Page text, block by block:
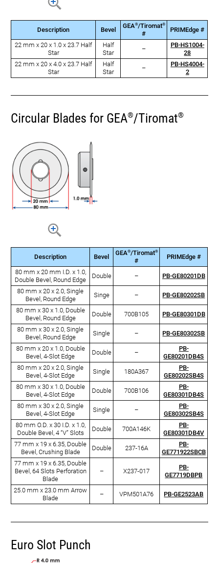
Description Bevel
GEA®/Tiromat®
#
PRIMEdge #
22 mm x 20 x 1.0 x 23.7 Half
Star
Half
Star
–
PB-HS1004-
28
22 mm x 20 x 4.0 x 23.7 Half
Star
Half
Star
–
PB-HS4004-
2
Circular Blades for GEA®/Tiromat®
Description Bevel
GEA®/Tiromat®
#
PRIMEdge #
80 mm x 20 mm I.D. x 1.0,
Double Bevel, Round Edge
Double – PB-GE80201DB
80 mm x 20 x 2.0, Single
Bevel, Round Edge
Singe – PB-GE80202SB
80 mm x 30 x 1.0, Double
Bevel, Round Edge
Double 700B105 PB-GE80301DB
80 mm x 30 x 2.0, Single
Bevel, Round Edge
Single – PB-GE80302SB
80 mm x 20 x 1.0, Double
Bevel, 4-Slot Edge
Double –
PB-
GE80201DB4S
80 mm x 20 x 2.0, Single
Bevel, 4-Slot Edge
Single 180A367
PB-
GE80202SB4S
80 mm x 30 x 1.0, Double
Bevel, 4-Slot Edge
Double 700B106
PB-
GE80301DB4S
80 mm x 30 x 2.0, Single
Bevel, 4-Slot Edge
Single –
PB-
GE80302SB4S
80 mm O.D. x 30 I.D. x 1.0,
Double Bevel, 4 “V” Slots
Double 700A146K
PB-
GE80301DB4V
77 mm x 19 x 6.35, Double
Bevel, Crushing Blade
Double 237-16A
PB-
GE771922SBCB
77 mm x 19 x 6.35, Double
Bevel, 64 Slots Perforation
Blade
– X237-017
PB-
GE7719DBPB
25.0 mm x 23.0 mm Arrow
Blade
– VPM501A76 PB-GE2523AB
Euro Slot Punch